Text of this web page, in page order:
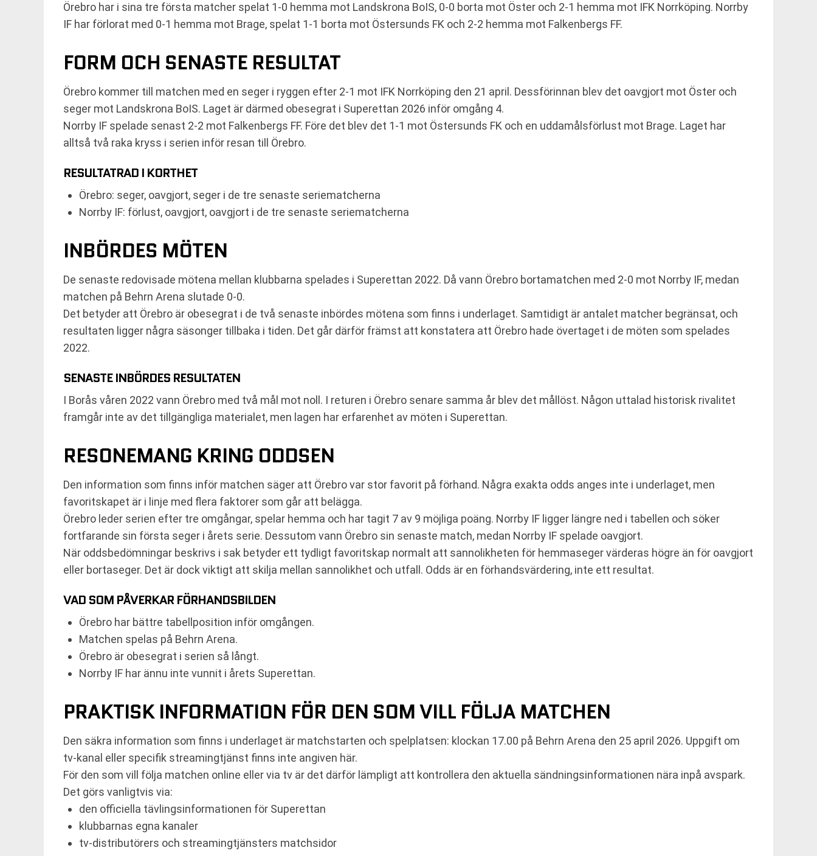
Örebro har i sina tre första matcher spelat 1-0 hemma mot Landskrona BoIS, 0-0 borta mot Öster och 2-1 hemma mot IFK Norrköping. Norrby
IF har förlorat med 0-1 hemma mot Brage, spelat 1-1 borta mot Östersunds FK och 2-2 hemma mot Falkenbergs FF.
FORM OCH SENASTE RESULTAT
Örebro kommer till matchen med en seger i ryggen efter 2-1 mot IFK Norrköping den 21 april. Dessförinnan blev det oavgjort mot Öster och
seger mot Landskrona BoIS. Laget är därmed obesegrat i Superettan 2026 inför omgång 4.
Norrby IF spelade senast 2-2 mot Falkenbergs FF. Före det blev det 1-1 mot Östersunds FK och en uddamålsförlust mot Brage. Laget har
alltså två raka kryss i serien inför resan till Örebro.
RESULTATRAD I KORTHET
Örebro: seger, oavgjort, seger i de tre senaste seriematcherna
Norrby IF: förlust, oavgjort, oavgjort i de tre senaste seriematcherna
INBÖRDES MÖTEN
De senaste redovisade mötena mellan klubbarna spelades i Superettan 2022. Då vann Örebro bortamatchen med 2-0 mot Norrby IF, medan
matchen på Behrn Arena slutade 0-0.
Det betyder att Örebro är obesegrat i de två senaste inbördes mötena som finns i underlaget. Samtidigt är antalet matcher begränsat, och
resultaten ligger några säsonger tillbaka i tiden. Det går därför främst att konstatera att Örebro hade övertaget i de möten som spelades
2022.
SENASTE INBÖRDES RESULTATEN
I Borås våren 2022 vann Örebro med två mål mot noll. I returen i Örebro senare samma år blev det mållöst. Någon uttalad historisk rivalitet
framgår inte av det tillgängliga materialet, men lagen har erfarenhet av möten i Superettan.
RESONEMANG KRING ODDSEN
Den information som finns inför matchen säger att Örebro var stor favorit på förhand. Några exakta odds anges inte i underlaget, men
favoritskapet är i linje med flera faktorer som går att belägga.
Örebro leder serien efter tre omgångar, spelar hemma och har tagit 7 av 9 möjliga poäng. Norrby IF ligger längre ned i tabellen och söker
fortfarande sin första seger i årets serie. Dessutom vann Örebro sin senaste match, medan Norrby IF spelade oavgjort.
När oddsbedömningar beskrivs i sak betyder ett tydligt favoritskap normalt att sannolikheten för hemmaseger värderas högre än för oavgjort
eller bortaseger. Det är dock viktigt att skilja mellan sannolikhet och utfall. Odds är en förhandsvärdering, inte ett resultat.
VAD SOM PÅVERKAR FÖRHANDSBILDEN
Örebro har bättre tabellposition inför omgången.
Matchen spelas på Behrn Arena.
Örebro är obesegrat i serien så långt.
Norrby IF har ännu inte vunnit i årets Superettan.
PRAKTISK INFORMATION FÖR DEN SOM VILL FÖLJA MATCHEN
Den säkra information som finns i underlaget är matchstarten och spelplatsen: klockan 17.00 på Behrn Arena den 25 april 2026. Uppgift om
tv-kanal eller specifik streamingtjänst finns inte angiven här.
För den som vill följa matchen online eller via tv är det därför lämpligt att kontrollera den aktuella sändningsinformationen nära inpå avspark.
Det görs vanligtvis via:
den officiella tävlingsinformationen för Superettan
klubbarnas egna kanaler
tv-distributörers och streamingtjänsters matchsidor